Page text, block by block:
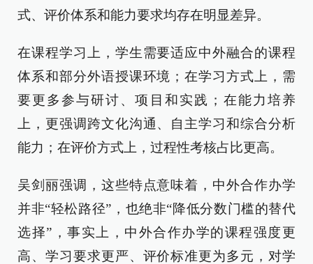
式、评价体系和能力要求均存在明显差异。
在课程学习上，学生需要适应中外融合的课程
体系和部分外语授课环境；在学习方式上，需
要更多参与研讨、项目和实践；在能力培养
上，更强调跨文化沟通、自主学习和综合分析
能力；在评价方式上，过程性考核占比更高。
吴剑丽强调，这些特点意味着，中外合作办学
并非“轻松路径”，也绝非“降低分数门槛的替代
选择”，事实上，中外合作办学的课程强度更
高、学习要求更严、评价标准更为多元，对学